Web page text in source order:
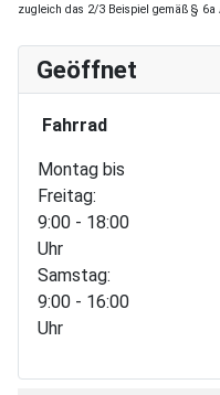
zugleich das 2/3 Beispiel gemäß § 6a
Geöffnet
Fahrrad
Montag bis
Freitag:
9:00 - 18:00
Uhr
Samstag:
9:00 - 16:00
Uhr